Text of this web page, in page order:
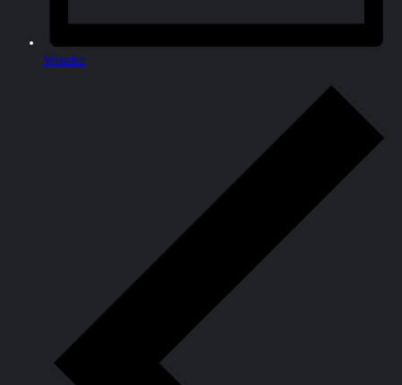
Woche